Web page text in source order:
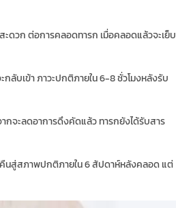
ดวก ต่อการคลอดทารก เมื่อคลอดแล้วจะเย็บ
ลับเข้า ภาวะปกติภายใน 6-8 ชั่วโมงหลังรับ
จะลดอาการดึงคัดแล้ว ทารกยังได้รับสาร
นสู่สภาพปกติภายใน 6 สัปดาห์หลังคลอด แต่